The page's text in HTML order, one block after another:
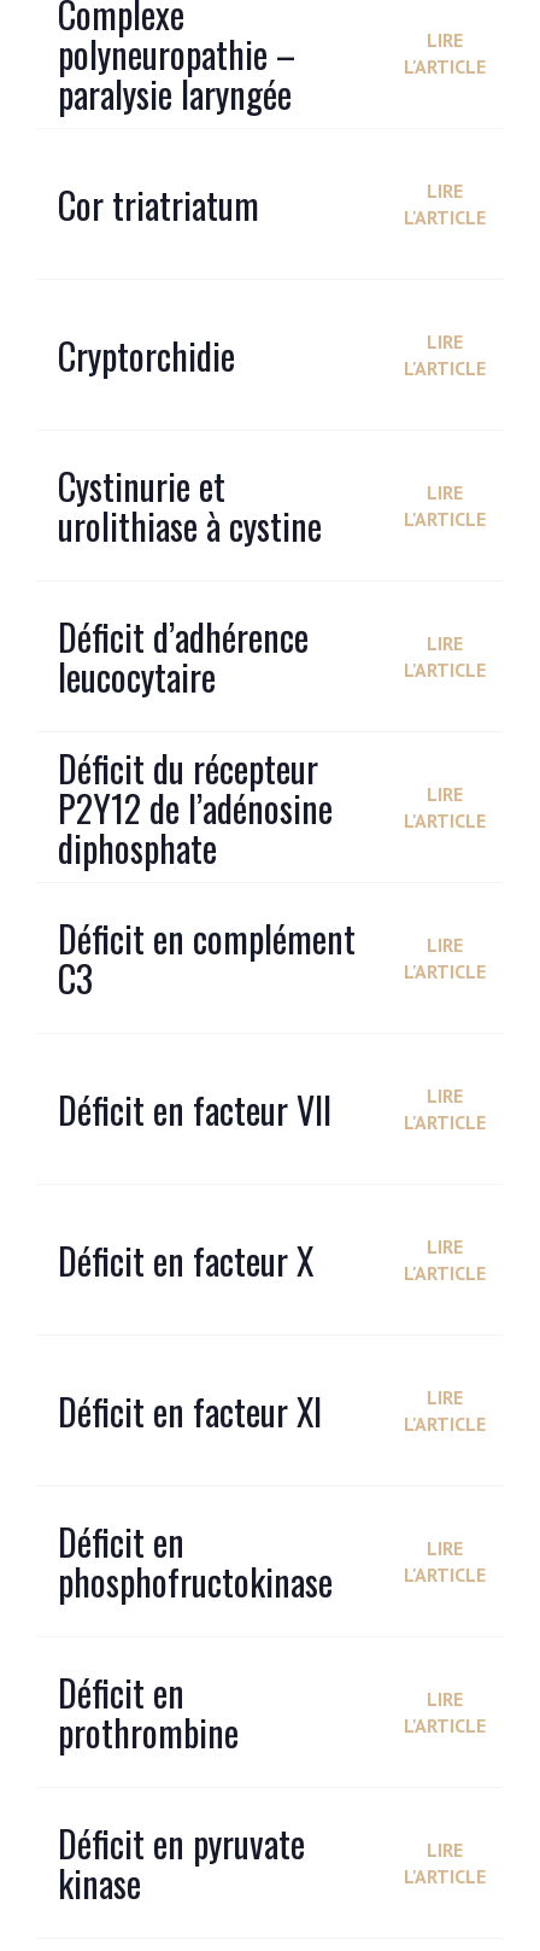
Complexe
polyneuropathie –
paralysie laryngée
LIRE
L'ARTICLE
Cor triatriatum
LIRE
L'ARTICLE
Cryptorchidie
LIRE
L'ARTICLE
Cystinurie et
urolithiase à cystine
LIRE
L'ARTICLE
Déficit d’adhérence
leucocytaire
LIRE
L'ARTICLE
Déficit du récepteur
P2Y12 de l’adénosine
diphosphate
LIRE
L'ARTICLE
Déficit en complément
C3
LIRE
L'ARTICLE
Déficit en facteur VII
LIRE
L'ARTICLE
Déficit en facteur X
LIRE
L'ARTICLE
Déficit en facteur XI
LIRE
L'ARTICLE
Déficit en
phosphofructokinase
LIRE
L'ARTICLE
Déficit en
prothrombine
LIRE
L'ARTICLE
Déficit en pyruvate
kinase
LIRE
L'ARTICLE